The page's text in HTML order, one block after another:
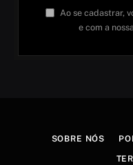
Ao se cadastrar,
e com a nossa
SOBRE NÓS